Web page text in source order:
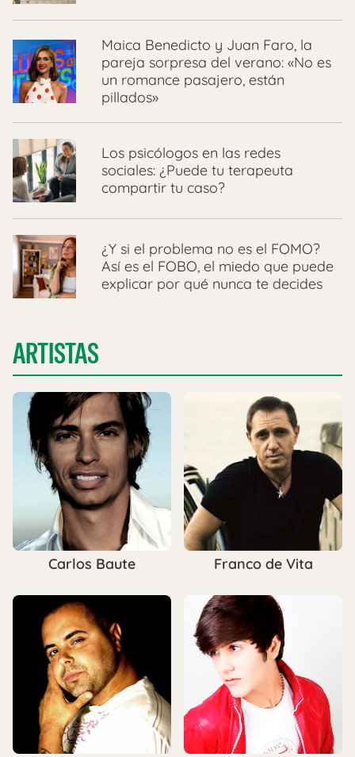
Maica Benedicto y Juan Faro, la
pareja sorpresa del verano: «No es
un romance pasajero, están
pillados»
Los psicólogos en las redes
sociales: ¿Puede tu terapeuta
compartir tu caso?
¿Y si el problema no es el FOMO?
Así es el FOBO, el miedo que puede
explicar por qué nunca te decides
ARTISTAS
Carlos Baute Franco de Vita